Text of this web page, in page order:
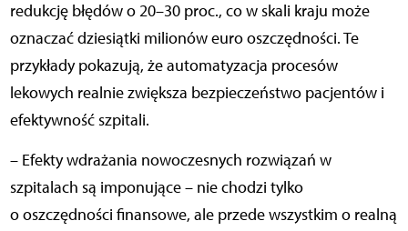
redukcję błędów o 20–30 proc., co w skali kraju może
oznaczać dziesiątki milionów euro oszczędności. Te
przykłady pokazują, że automatyzacja procesów
lekowych realnie zwiększa bezpieczeństwo pacjentów i
efektywność szpitali.
– Efekty wdrażania nowoczesnych rozwiązań w
szpitalach są imponujące – nie chodzi tylko
o oszczędności finansowe, ale przede wszystkim o realną